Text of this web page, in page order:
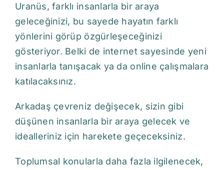
Uranüs, farklı insanlarla bir araya
geleceğinizi, bu sayede hayatın farklı
yönlerini görüp özgürleşeceğinizi
gösteriyor. Belki de internet sayesinde yeni
insanlarla tanışacak ya da online çalışmalara
katılacaksınız.
Arkadaş çevreniz değişecek, sizin gibi
düşünen insanlarla bir araya gelecek ve
idealleriniz için harekete geçeceksiniz.
Toplumsal konularla daha fazla ilgilenecek,